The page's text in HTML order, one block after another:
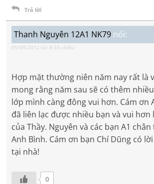
Trả lời
Thanh Nguyên 12A1 NK79 nói:
05/09/2012 lúc 8:33 chiều
Hợp mặt thường niên năm nay rất là
mong rằng năm sau sẽ có thêm
lớp mình càng đông vui hơn. Cám ơn
đã liên lạc được nhiều bạn và vui hơn
của Thầy. Nguyên và các bạn A1
Anh Bình. Cám ơn bạn Chí Dũng có
tại nhà!
0